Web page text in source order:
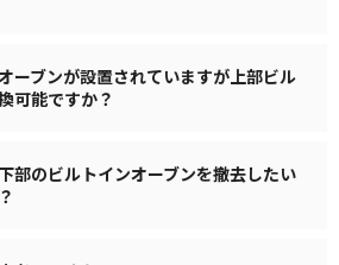
ーブンが設置されていますが上部ビル
可能ですか？
部のビルトインオーブンを撤去したい